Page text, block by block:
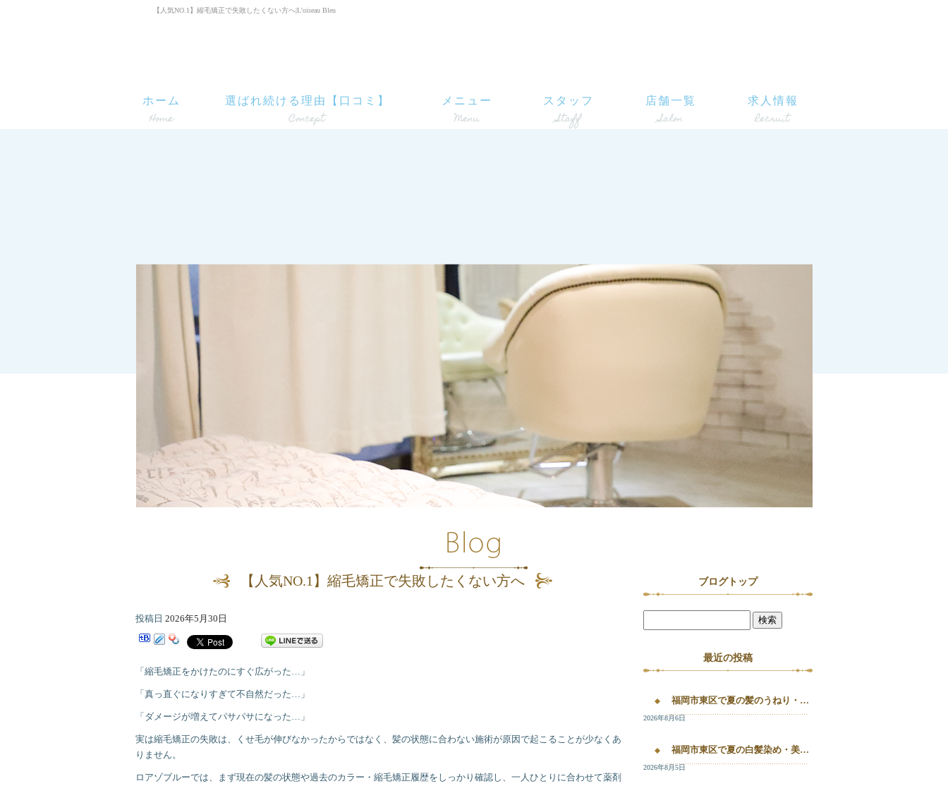
【人気NO.1】縮毛矯正で失敗したくない方へ|L'oiseau Bleu
ホーム 選ばれ続ける理由【口コミ】 メニュー スタッフ 店舗一覧 求人情報
【人気NO.1】縮毛矯正で失敗したくない方へ
投稿日 2026年5月30日
「縮毛矯正をかけたのにすぐ広がった…」
「真っ直ぐになりすぎて不自然だった…」
「ダメージが増えてパサパサになった…」
実は縮毛矯正の失敗は、くせ毛が伸びなかったからではなく、髪の状態に合わない施術が原因で起こることが少なくあ
りません。
ロアゾブルーでは、まず現在の髪の状態や過去のカラー・縮毛矯正履歴をしっかり確認し、一人ひとりに合わせて薬剤
ブログトップ
最近の投稿
福岡市東区で夏の髪のうねり・白髪染め・美容液カラーを相談するなら｜箱崎・千早のL’oiseau Bleu
2026年8月6日
福岡市東区で夏の白髪染め・美容液カラー・髪質改善を相談したい方へ｜箱崎・千早のL’oiseau Bleu
2026年8月5日